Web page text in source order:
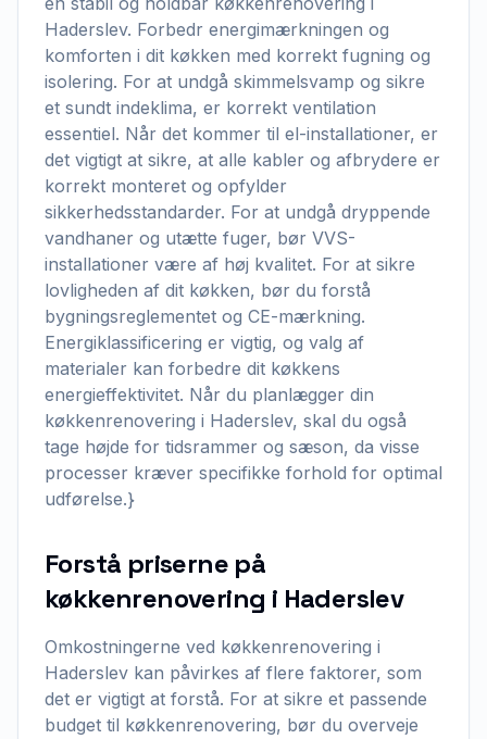
Haderslev. Forbedr energimærkningen og
komforten i dit køkken med korrekt fugning og
isolering. For at undgå skimmelsvamp og sikre
et sundt indeklima, er korrekt ventilation
essentiel. Når det kommer til el-installationer, er
det vigtigt at sikre, at alle kabler og afbrydere er
korrekt monteret og opfylder
sikkerhedsstandarder. For at undgå dryppende
vandhaner og utætte fuger, bør VVS-
installationer være af høj kvalitet. For at sikre
lovligheden af dit køkken, bør du forstå
bygningsreglementet og CE-mærkning.
Energiklassificering er vigtig, og valg af
materialer kan forbedre dit køkkens
energieffektivitet. Når du planlægger din
køkkenrenovering i Haderslev, skal du også
tage højde for tidsrammer og sæson, da visse
processer kræver specifikke forhold for optimal
udførelse.}
Forstå priserne på
køkkenrenovering i Haderslev
Omkostningerne ved køkkenrenovering i
Haderslev kan påvirkes af flere faktorer, som
det er vigtigt at forstå. For at sikre et passende
budget til køkkenrenovering, bør du overveje